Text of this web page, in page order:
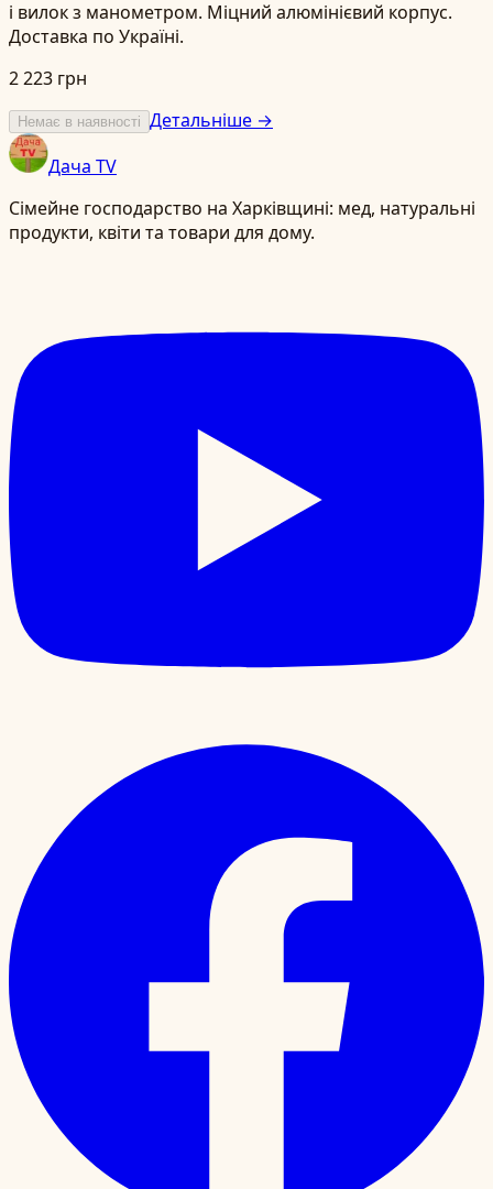
і вилок з манометром. Міцний алюмінієвий корпус.
Доставка по Україні.
2 223 грн
Немає в наявності Детальніше →
Дача TV
Сімейне господарство на Харківщині: мед, натуральні
продукти, квіти та товари для дому.